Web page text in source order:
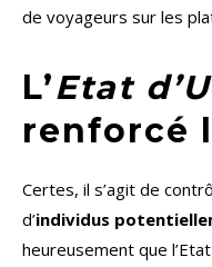
de voyageurs sur les
L’Etat
renforcé
Certes, il s’agit de
d’individus
heureusement que